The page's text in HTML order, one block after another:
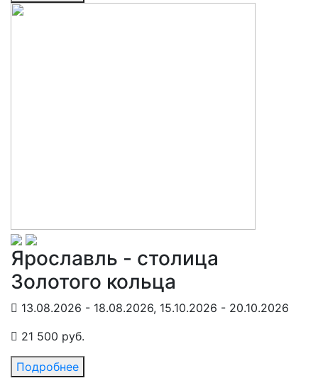
Ярославль - столица
Золотого кольца
13.08.2026 - 18.08.2026, 15.10.2026 - 20.10.2026
21 500 руб.
Подробнее